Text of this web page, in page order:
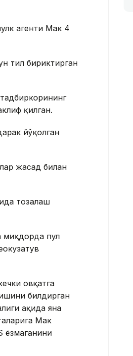
агенти Мак 4
тил бириктирган
қилган.
йўқолган
жасад билан
тозалаш
миқдорда пул
овқатга
билдирган
ҳақида яна
Мак
ёзмаганини